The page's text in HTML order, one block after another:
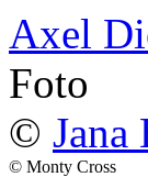
Axel
Foto
© Jana
© Monty Cross